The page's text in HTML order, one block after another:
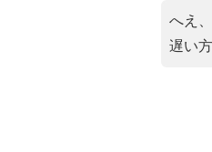
へえ
遅い